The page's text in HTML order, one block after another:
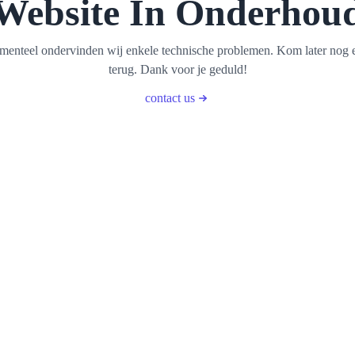
In
ondervinden wij enkele technische problemen. Kom later nog
terug. Dank voor je geduld!
contact us